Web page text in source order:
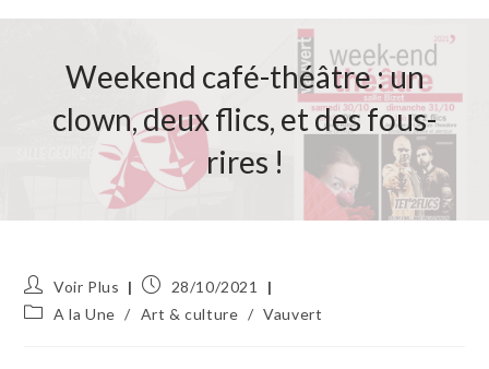
Weekend café-théâtre : un
clown, deux flics, et des fous-
rires !
Auteur/autrice
de
Voir Plus
Publication
publiée :
28/10/2021
PostA la Une / Art & culture / Vauvert